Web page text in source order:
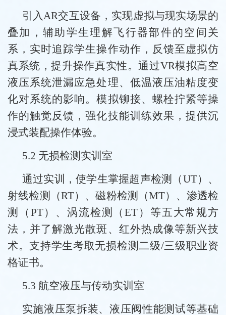
引入AR交互设备，实现虚拟与现实场景的
叠加，辅助学生理解飞行器部件的空间关
系，实时追踪学生操作动作，反馈至虚拟仿
真系统，提升操作真实性。通过VR模拟高空
液压系统泄漏应急处理、低温液压油粘度变
化对系统的影响。模拟铆接、螺栓拧紧等操
作的触觉反馈，强化技能训练效果，提供沉
浸式装配操作体验。
5.2 无损检测实训室
通过实训，使学生掌握超声检测（UT）、
射线检测（RT）、磁粉检测（MT）、渗透检
测（PT）、涡流检测（ET）等五大常规方
法，并了解激光散斑、红外热成像等新兴技
术。支持学生考取无损检测二级/三级职业资
格证书。
5.3 航空液压与传动实训室
实施液压泵拆装、液压阀性能测试等基础